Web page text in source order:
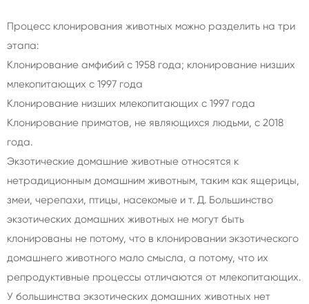
Процесс клонирования животных можно разделить на три
этапа:
Клонирование амфибий с 1958 года; клонирование низших
млекопитающих с 1997 года
Клонирование низших млекопитающих с 1997 года
Клонирование приматов, не являющихся людьми, с 2018
года.
Экзотические домашние животные относятся к
нетрадиционным домашним животным, таким как ящерицы,
змеи, черепахи, птицы, насекомые и т. Д. Большинство
экзотических домашних животных не могут быть
клонированы не потому, что в клонировании экзотического
домашнего животного мало смысла, а потому, что их
репродуктивные процессы отличаются от млекопитающих.
У большинства экзотических домашних животных нет